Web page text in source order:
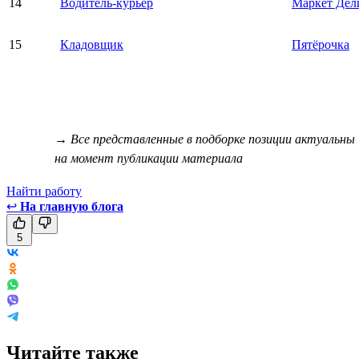
15 Кладовщик Пятёрочка
→ Все представленные в подборке позиции актуальны
на момент публикации материала
Найти работу
↩ На главную блога
5
Читайте также